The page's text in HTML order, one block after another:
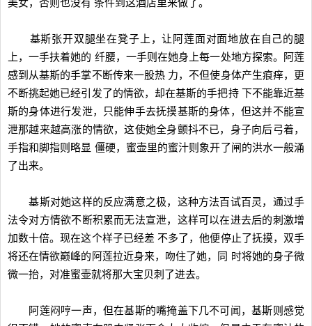
美女，否则也没有 条件到这酒店里来做了。
基斯张开双腿坐在凳子上，让阿莲面对面地放在自己的腿
上，一手扶着她的 纤腰，一手则在她身上每一处地方探索。阿莲
感到从基斯的手掌不断传来一股热 力，不但使身体产生痕痒，更
不断挑起她已经引发了的情欲，却在基斯的手把持 下不能靠近基
斯的身体进行发泄，只能伸手去抚摸基斯的身体，但这并不能宣
泄那越来越高涨的情欲，这使她全身颤抖不已，身子向后弓着，
手指和脚指则略显 僵硬，蜜壶里的蜜汁则象开了闸的洪水一般涌
了出来。
基斯对她这样的反应满意之极，这种方法百试百灵，通过手
法令对方情欲不断积累而无法宣泄，这样可以在进去后的刺激增
加数十倍。现在这个样子已经差 不多了，他便停止了抚摸，双手
将还在情欲巅峰的阿莲拉近身来，吻住了她，同 时将她的身子微
微一抬，对准蜜壶就将那大宝贝刺了进去。
阿莲闷哼一声，但在基斯的嘴掩盖下几不可闻，基斯则感觉